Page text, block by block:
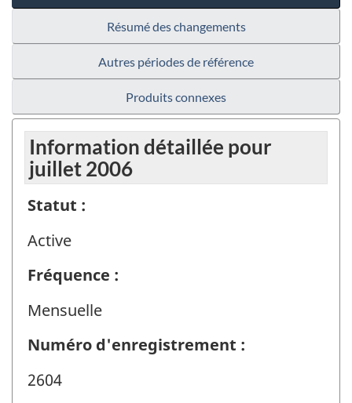
Résumé des changements
Autres périodes de référence
Produits connexes
Information détaillée pour
juillet 2006
Statut :
Active
Fréquence :
Mensuelle
Numéro d'enregistrement :
2604